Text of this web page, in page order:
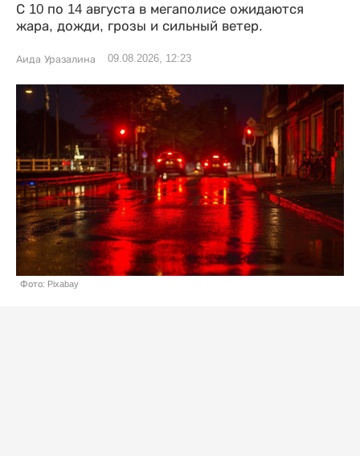
С 10 по 14 августа в мегаполисе ожидаются
жара, дожди, грозы и сильный ветер.
Аида Уразалина 09.08.2026, 12:23
Фото: Pixabay